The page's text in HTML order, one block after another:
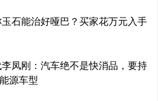
石能治好哑巴？买家花万元入手
凤刚：汽车绝不是快消品，要持
源车型